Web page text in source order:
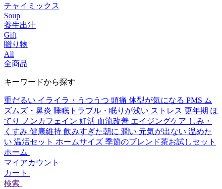
チャイミックス
Soup
養生出汁
Gift
贈り物
All
全商品
キーワードから探す
重だるい イライラ・うつうつ 頭痛 体型が気になる PMS ム
ズムズ・鼻炎 睡眠トラブル・眠りが浅い ストレス 更年期 ほ
てり
ノンカフェイン 妊活 血流改善 エイジングケア しみ・
くすみ 健康維持 飲みすぎた朝に 潤い 元気が出ない 温めた
い 温活セット ホームサイズ 季節のブレンド茶お試しセット
ホーム
マイアカウント
カート
検索